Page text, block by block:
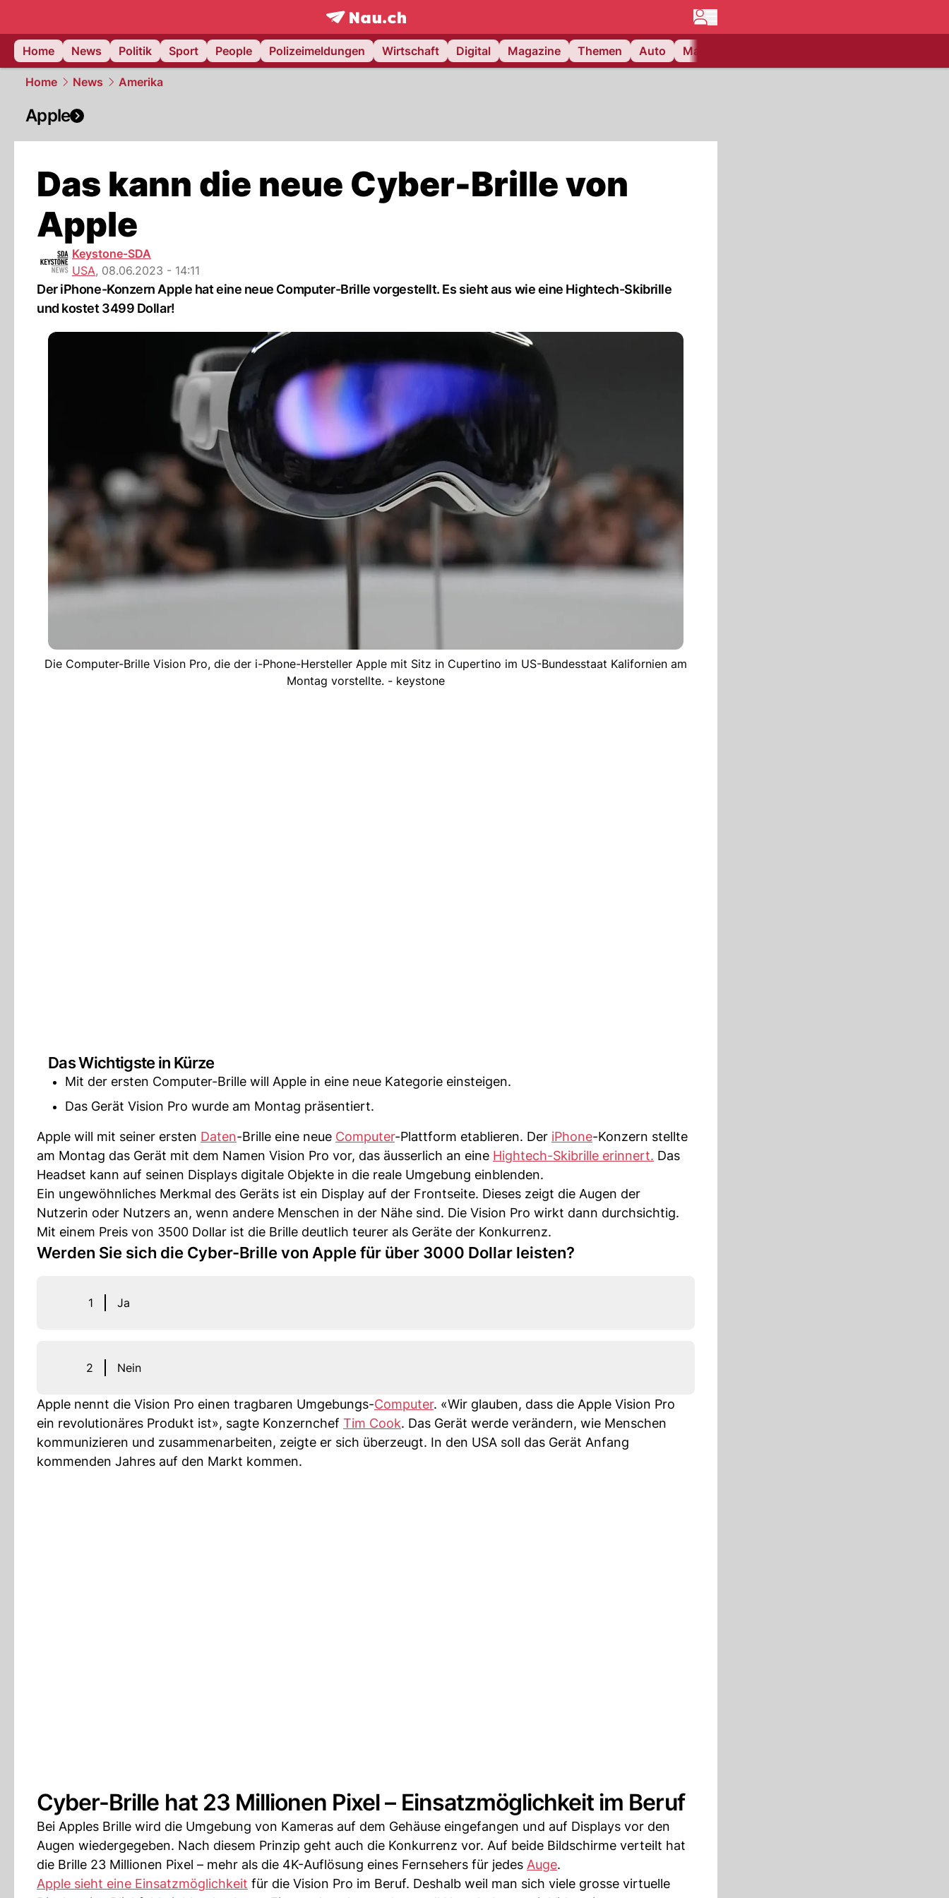
frontpage.NAU.ch
Home
News Politik Sport People Polizeimeldungen Wirtschaft Digital Magazine Themen Auto Matchcenter
Home News Amerika
Apple
Das kann die neue Cyber-Brille von
Apple
Keystone-SDA
USA, 08.06.2023 - 14:11
Der iPhone-Konzern Apple hat eine neue Computer-Brille vorgestellt. Es sieht aus wie eine Hightech-Skibrille
und kostet 3499 Dollar!
Die Computer-Brille Vision Pro, die der i-Phone-Hersteller Apple mit Sitz in Cupertino im US-Bundesstaat Kalifornien am
Montag vorstellte. - keystone
Das Wichtigste in Kürze
Mit der ersten Computer-Brille will Apple in eine neue Kategorie einsteigen.
Das Gerät Vision Pro wurde am Montag präsentiert.
Apple will mit seiner ersten Daten-Brille eine neue Computer-Plattform etablieren. Der iPhone-Konzern stellte
am Montag das Gerät mit dem Namen Vision Pro vor, das äusserlich an eine Hightech-Skibrille erinnert. Das
Headset kann auf seinen Displays digitale Objekte in die reale Umgebung einblenden.
Ein ungewöhnliches Merkmal des Geräts ist ein Display auf der Frontseite. Dieses zeigt die Augen der
Nutzerin oder Nutzers an, wenn andere Menschen in der Nähe sind. Die Vision Pro wirkt dann durchsichtig.
Mit einem Preis von 3500 Dollar ist die Brille deutlich teurer als Geräte der Konkurrenz.
Werden Sie sich die Cyber-Brille von Apple für über 3000 Dollar leisten?
1 Ja
2 Nein
Apple nennt die Vision Pro einen tragbaren Umgebungs-Computer. «Wir glauben, dass die Apple Vision Pro
ein revolutionäres Produkt ist», sagte Konzernchef Tim Cook. Das Gerät werde verändern, wie Menschen
kommunizieren und zusammenarbeiten, zeigte er sich überzeugt. In den USA soll das Gerät Anfang
kommenden Jahres auf den Markt kommen.
Cyber-Brille hat 23 Millionen Pixel – Einsatzmöglichkeit im Beruf
Bei Apples Brille wird die Umgebung von Kameras auf dem Gehäuse eingefangen und auf Displays vor den
Augen wiedergegeben. Nach diesem Prinzip geht auch die Konkurrenz vor. Auf beide Bildschirme verteilt hat
die Brille 23 Millionen Pixel – mehr als die 4K-Auflösung eines Fernsehers für jedes Auge.
Apple sieht eine Einsatzmöglichkeit für die Vision Pro im Beruf. Deshalb weil man sich viele grosse virtuelle